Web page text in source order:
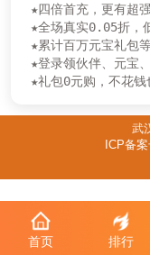
★四倍首充，更有超
★全场真实0.05折，
★累计百万元宝礼包
★登录领伙伴、元宝
武
ICP备
首页 排行